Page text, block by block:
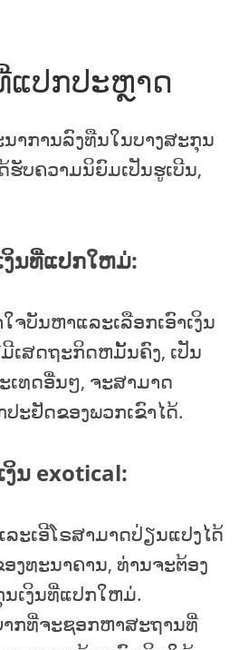
ແປກປະຫຼາດ
າການລົງທືນໃນບາງສະກຸນ
ຮັບຄວາມນິຍົມເປັນຮູເບີນ,
ງິນທີ່ແປກໃຫມ່:
ຈບັນຫາແລະເລືອກເອົາເງິນ
ເສດຖະກິດຫມັ້ນຄົງ, ເປັນ
ທດອື່ນໆ, ຈະສາມາດ
ະຢັດຂອງພວກເຂົາໄດ້.
ນ exotical:
ລະເອີໂຣສາມາດປ່ຽນແປງໄດ້
ງທະນາຄານ, ທ່ານຈະຕ້ອງ
ເງິນທີ່ແປກໃຫມ່.
ກທີ່ຈະຊອກຫາສະຖານທີ່